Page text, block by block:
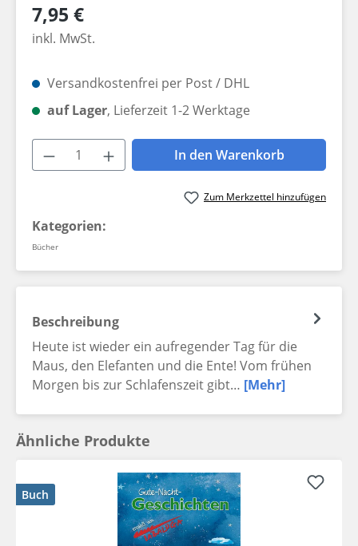
Regulärer Preis:
7,95 €
inkl. MwSt.
Versandkostenfrei per Post / DHL
auf Lager, Lieferzeit 1-2 Werktage
Produkt Anzahl: Gib den
In den Warenkorb
Zum Merkzettel hinzufügen
Kategorien:
Bücher
Beschreibung
Heute ist wieder ein aufregender Tag für die
Maus, den Elefanten und die Ente! Vom frühen
Morgen bis zur Schlafenszeit gibt… [Mehr]
Ähnliche Produkte
Buch